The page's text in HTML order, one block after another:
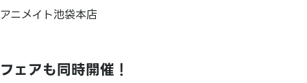
アニメイト池袋本店
フェアも同時開催！